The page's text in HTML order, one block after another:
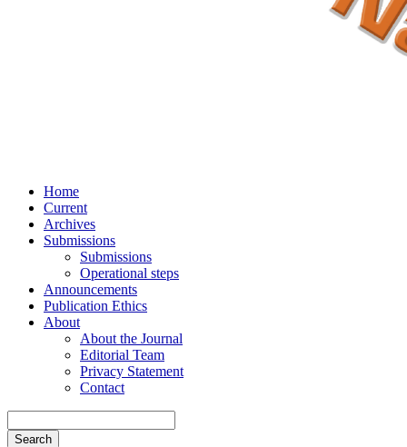
Home
Current
Archives
Submissions
Submissions
Operational steps
Announcements
Publication Ethics
About
About the Journal
Editorial Team
Privacy Statement
Contact
Search